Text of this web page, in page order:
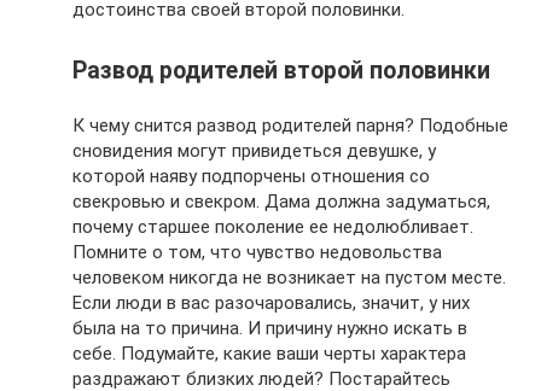
достоинства своей второй половинки.
Развод родителей второй половинки
К чему снится развод родителей парня? Подобные
сновидения могут привидеться девушке, у
которой наяву подпорчены отношения со
свекровью и свекром. Дама должна задуматься,
почему старшее поколение ее недолюбливает.
Помните о том, что чувство недовольства
человеком никогда не возникает на пустом месте.
Если люди в вас разочаровались, значит, у них
была на то причина. И причину нужно искать в
себе. Подумайте, какие ваши черты характера
раздражают близких людей? Постарайтесь